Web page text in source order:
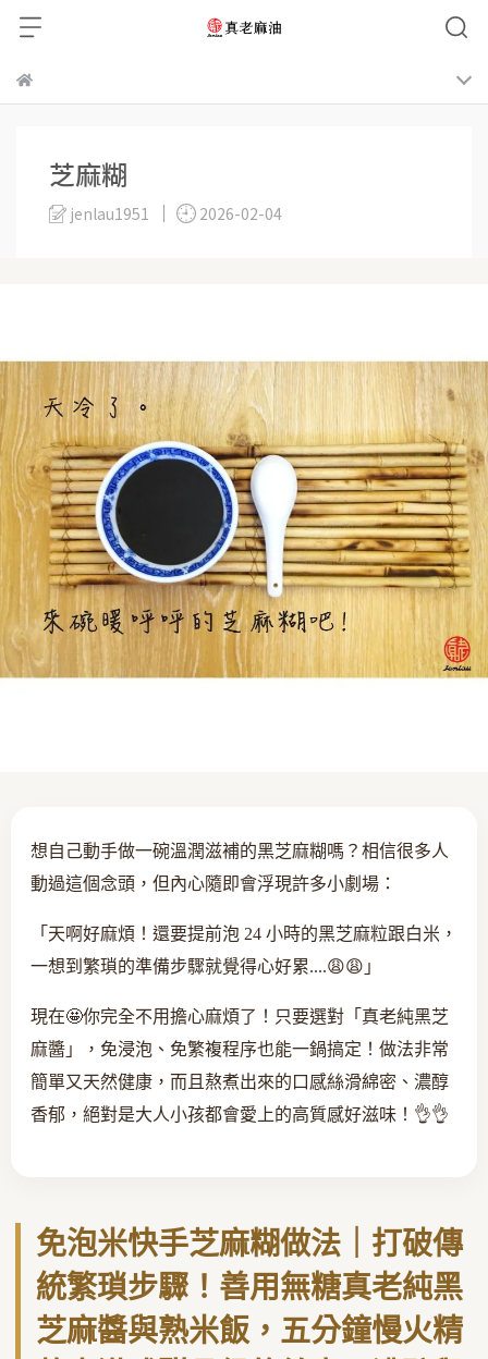
芝麻糊
jenlau1951 2026-02-04
想自己動手做一碗溫潤滋補的黑芝麻糊嗎？相信很多人
動過這個念頭，但內心隨即會浮現許多小劇場：
「天啊好麻煩！還要提前泡 24 小時的黑芝麻粒跟白米，
一想到繁瑣的準備步驟就覺得心好累....😩😩」
現在🤩你完全不用擔心麻煩了！只要選對「真老純黑芝
麻醬」，免浸泡、免繁複程序也能一鍋搞定！做法非常
簡單又天然健康，而且熬煮出來的口感絲滑綿密、濃醇
香郁，絕對是大人小孩都會愛上的高質感好滋味！👌👌
免泡米快手芝麻糊做法｜打破傳
統繁瑣步驟！善用無糖真老純黑
芝麻醬與熟米飯，五分鐘慢火精